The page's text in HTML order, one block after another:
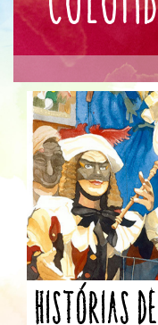
Histórias